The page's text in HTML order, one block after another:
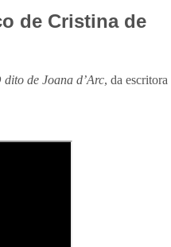
de Cristina de
dito de Joana d’Arc, da escritora